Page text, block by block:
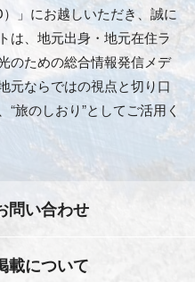
）」にお越しいただき、誠に
は、地元出身・地元在住ラ
のための総合情報発信メデ
元ならではの視点と切り口
旅のしおり”としてご活用く
問い合わせ
載について